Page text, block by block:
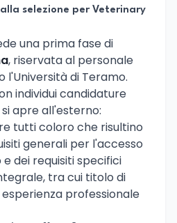
selezione per Veterinary
una prima fase di
, riservata al personale
l'Università di Teramo.
individui candidature
apre all'esterno:
tutti coloro che risultino
generali per l'accesso
dei requisiti specifici
tra cui titolo di
professionale